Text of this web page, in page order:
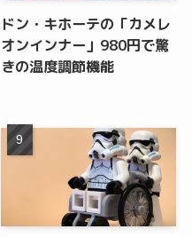
ドン・キホーテの「カメレ
オンインナー」980円で驚
きの温度調節機能